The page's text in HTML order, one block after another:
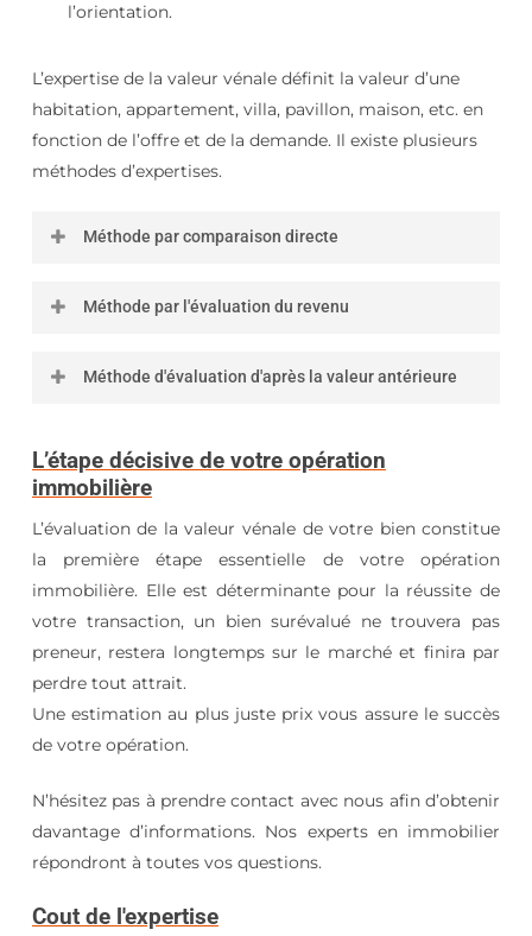
l’orientation.
L’expertise de la valeur vénale définit la valeur d’une
habitation, appartement, villa, pavillon, maison, etc. en
fonction de l’offre et de la demande. Il existe plusieurs
méthodes d’expertises.
Méthode par comparaison directe
plus facile à élaborer. Elle consiste à se procurer
récentes, pour en tirer une valeur moyenne au
Remarque: la méthode de comparaison directe,
prend en compte de nombreux critères positifs ou
négatifs, quantitatifs et qualitatifs.
Méthode par l'évaluation du revenu
qu’il est d’usage de considérer, pour un investisseur,
s’agissant de biens semblables.
Méthode d'évaluation d'après la valeur antérieure
la valeur attribuée lors d’une mutation ou dans un
acte juridique antérieur. Elle concerne plus
particulièrement les immeubles neufs.
En résumé
: la valeur vénale ne fait l’objet d’aucune
définition légale, néanmoins elle fait appel à deux
concepts, qui sont le prix et le marché. Il faut savoir
que l’expert est souvent confronté à la difficulté
d’avoir à estimer des bâtiments atypiques ou
monovalents, mettant en échec une ou plusieurs
L’étape décisive de votre opération
immobilière
L’évaluation de la valeur vénale de votre bien constitue
la première étape essentielle de votre opération
immobilière. Elle est déterminante pour la réussite de
votre transaction, un bien surévalué ne trouvera pas
preneur, restera longtemps sur le marché et finira par
perdre tout attrait.
Une estimation au plus juste prix vous assure le succès
de votre opération.
N’hésitez pas à prendre contact avec nous afin d’obtenir
davantage d’informations. Nos experts en immobilier
répondront à toutes vos questions.
Cout de l'expertise